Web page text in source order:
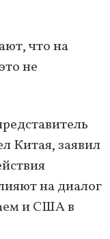
что на
не
Китая, заявил
на диалог
и США в